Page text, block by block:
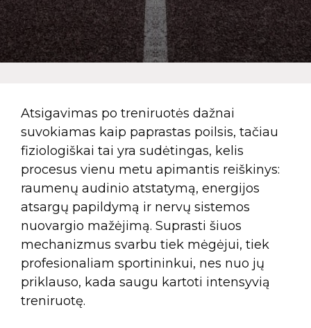
Atsigavimas po treniruotės dažnai
suvokiamas kaip paprastas poilsis, tačiau
fiziologiškai tai yra sudėtingas, kelis
procesus vienu metu apimantis reiškinys:
raumenų audinio atstatymą, energijos
atsargų papildymą ir nervų sistemos
nuovargio mažėjimą. Suprasti šiuos
mechanizmus svarbu tiek mėgėjui, tiek
profesionaliam sportininkui, nes nuo jų
priklauso, kada saugu kartoti intensyvią
treniruotę.